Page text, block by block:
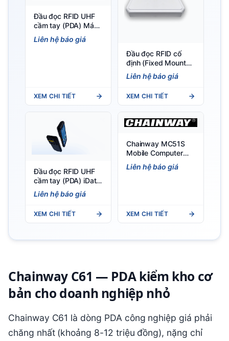
Đầu đọc RFID UHF
cầm tay (PDA) Máy
đầu đọc RFID UHF
cầm tay iData T2
Liên hệ báo giá
XEM CHI TIẾT
Đầu đọc RFID cố
định (Fixed Mount
Reader) Đầu đọc
RFID cố định iData
U500-09 – 33dBm,
IP67, 9dBi
Liên hệ báo giá
XEM CHI TIẾT
Đầu đọc RFID UHF
cầm tay (PDA) iData
T2X 5G Portable
RFID Mobile
Terminal UHF RFID
PDA
Liên hệ báo giá
XEM CHI TIẾT
Chainway MC51S
Mobile Computer
(Android 16) - PDA
công nghiệp
Liên hệ báo giá
XEM CHI TIẾT
Chainway C61 — PDA kiểm kho cơ
bản cho doanh nghiệp nhỏ
Chainway C61 là dòng PDA công nghiệp giá phải
chăng nhất (khoảng 8-12 triệu đồng), nặng chỉ